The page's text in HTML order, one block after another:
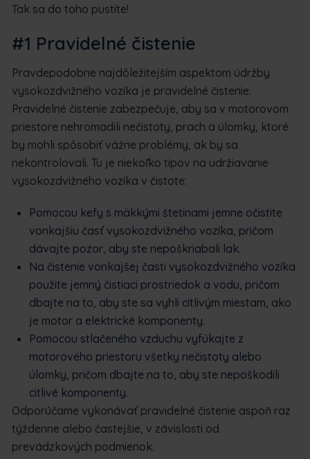
Tak sa do toho pustite!
#1 Pravidelné čistenie
Pravdepodobne najdôležitejším aspektom údržby
vysokozdvižného vozíka je pravidelné čistenie.
Pravidelné čistenie zabezpečuje, aby sa v motorovom
priestore nehromadili nečistoty, prach a úlomky, ktoré
by mohli spôsobiť vážne problémy, ak by sa
nekontrolovali. Tu je niekoľko tipov na udržiavanie
vysokozdvižného vozíka v čistote:
Pomocou kefy s mäkkými štetinami jemne očistite
vonkajšiu časť vysokozdvižného vozíka, pričom
dávajte pozor, aby ste nepoškriabali lak.
Na čistenie vonkajšej časti vysokozdvižného vozíka
použite jemný čistiaci prostriedok a vodu, pričom
dbajte na to, aby ste sa vyhli citlivým miestam, ako
je motor a elektrické komponenty.
Pomocou stlačeného vzduchu vyfúkajte z
motorového priestoru všetky nečistoty alebo
úlomky, pričom dbajte na to, aby ste nepoškodili
citlivé komponenty.
Odporúčame vykonávať pravidelné čistenie aspoň raz
týždenne alebo častejšie, v závislosti od
prevádzkových podmienok.